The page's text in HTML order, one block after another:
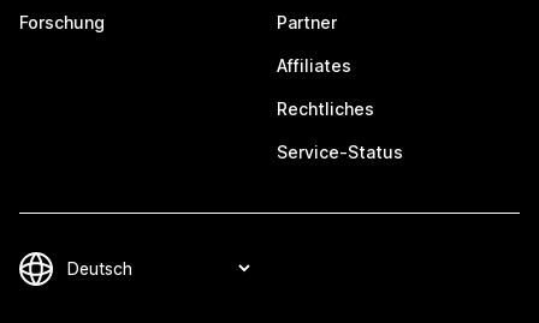
Forschung Partner
Affiliates
Rechtliches
Service-Status